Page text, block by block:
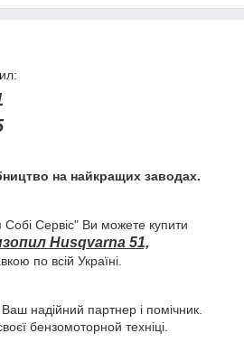
на найкращих заводах.
Сервіс" Ви можете купити
Husqvarna 51,
по всій Україні.
надійний партнер і помічник.
бензомоторной техніці.